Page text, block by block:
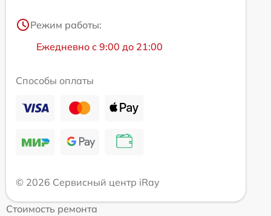
Режим работы:
Ежедневно с 9:00 до 21:00
Способы оплаты
© 2026 Сервисный центр iRay
Стоимость ремонта